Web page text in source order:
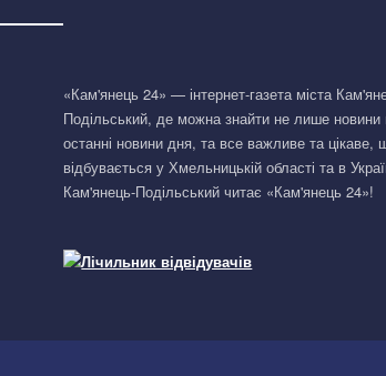
«Кам'янець 24» — інтернет-газета міста
Подільський, де можна знайти не лише новини
останні новини дня, та все важливе та цікаве,
відбувається у Хмельницькій області та в
Кам'янець-Подільський читає «Кам'янець 24»!